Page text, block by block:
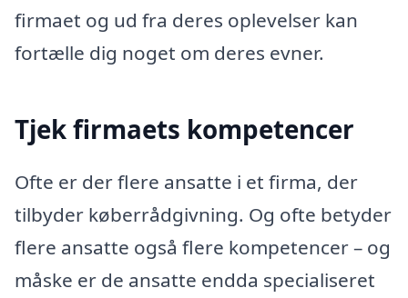
firmaet og ud fra deres oplevelser kan
fortælle dig noget om deres evner.
Tjek firmaets kompetencer
Ofte er der flere ansatte i et firma, der
tilbyder køberrådgivning. Og ofte betyder
flere ansatte også flere kompetencer – og
måske er de ansatte endda specialiseret